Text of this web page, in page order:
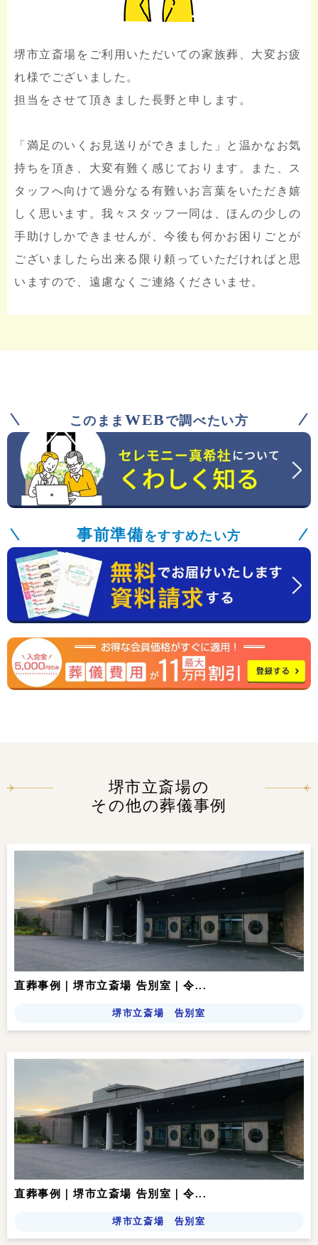
堺市立斎場をご利用いただいての家族葬、大変お疲
れ様でございました。
担当をさせて頂きました長野と申します。
「満足のいくお見送りができました」と温かなお気
持ちを頂き、大変有難く感じております。また、ス
タッフへ向けて過分なる有難いお言葉をいただき嬉
しく思います。我々スタッフ一同は、ほんの少しの
手助けしかできませんが、今後も何かお困りごとが
ございましたら出来る限り頼っていただければと思
いますので、遠慮なくご連絡くださいませ。
このまま WEB で調べたい方
事前準備をすすめたい方
堺市立斎場の
その他の葬儀事例
直葬事例｜堺市立斎場 告別室｜令...
堺市立斎場 告別室
直葬事例｜堺市立斎場 告別室｜令...
堺市立斎場 告別室